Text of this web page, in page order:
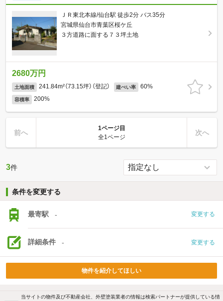
ＪＲ東北本線/仙台駅 徒歩2分 バス35分
宮城県仙台市青葉区桜ケ丘
３方道路に面する７３坪土地
2680万円
土地面積 241.84m²（73.15坪）（登記） 建ぺい率 60%
容積率 200%
前へ
1ページ目
全1ページ
次へ
3件
条件を変更する
最寄駅 - 変更する
詳細条件 - 変更する
物件を紹介してほしい
当サイトの物件及び不動産会社、外壁塗装業者の情報は検索パートナーが提供している情